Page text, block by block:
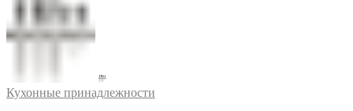
Кухонные принадлежности